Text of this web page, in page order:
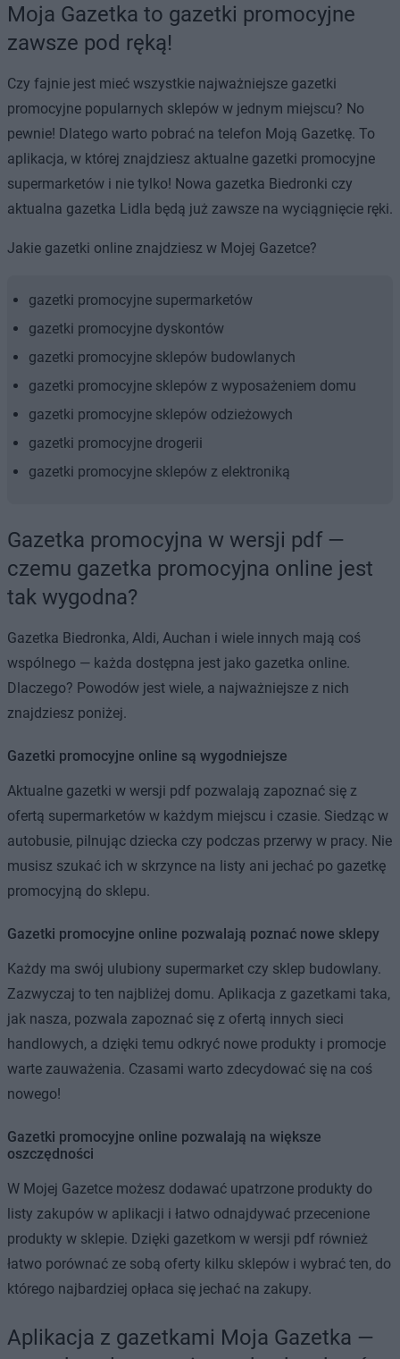
Moja Gazetka to gazetki promocyjne
zawsze pod ręką!
Czy fajnie jest mieć wszystkie najważniejsze gazetki
promocyjne popularnych sklepów w jednym miejscu? No
pewnie! Dlatego warto pobrać na telefon Moją Gazetkę. To
aplikacja, w której znajdziesz aktualne gazetki promocyjne
supermarketów i nie tylko! Nowa gazetka Biedronki czy
aktualna gazetka Lidla będą już zawsze na wyciągnięcie ręki.
Jakie gazetki online znajdziesz w Mojej Gazetce?
gazetki promocyjne supermarketów
gazetki promocyjne dyskontów
gazetki promocyjne sklepów budowlanych
gazetki promocyjne sklepów z wyposażeniem domu
gazetki promocyjne sklepów odzieżowych
gazetki promocyjne drogerii
gazetki promocyjne sklepów z elektroniką
Gazetka promocyjna w wersji pdf —
czemu gazetka promocyjna online jest
tak wygodna?
Gazetka Biedronka, Aldi, Auchan i wiele innych mają coś
wspólnego — każda dostępna jest jako gazetka online.
Dlaczego? Powodów jest wiele, a najważniejsze z nich
znajdziesz poniżej.
Gazetki promocyjne online są wygodniejsze
Aktualne gazetki w wersji pdf pozwalają zapoznać się z
ofertą supermarketów w każdym miejscu i czasie. Siedząc w
autobusie, pilnując dziecka czy podczas przerwy w pracy. Nie
musisz szukać ich w skrzynce na listy ani jechać po gazetkę
promocyjną do sklepu.
Gazetki promocyjne online pozwalają poznać nowe sklepy
Każdy ma swój ulubiony supermarket czy sklep budowlany.
Zazwyczaj to ten najbliżej domu. Aplikacja z gazetkami taka,
jak nasza, pozwala zapoznać się z ofertą innych sieci
handlowych, a dzięki temu odkryć nowe produkty i promocje
warte zauważenia. Czasami warto zdecydować się na coś
nowego!
Gazetki promocyjne online pozwalają na większe
oszczędności
W Mojej Gazetce możesz dodawać upatrzone produkty do
listy zakupów w aplikacji i łatwo odnajdywać przecenione
produkty w sklepie. Dzięki gazetkom w wersji pdf również
łatwo porównać ze sobą oferty kilku sklepów i wybrać ten, do
którego najbardziej opłaca się jechać na zakupy.
Aplikacja z gazetkami Moja Gazetka —